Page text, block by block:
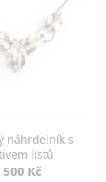
náhrdelník s
listů
500 Kč